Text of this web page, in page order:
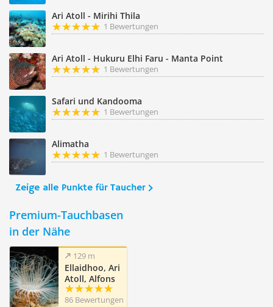
Ari Atoll - Mirihi Thila
1 Bewertungen
Ari Atoll - Hukuru Elhi Faru - Manta Point
1 Bewertungen
Safari und Kandooma
1 Bewertungen
Alimatha
1 Bewertungen
Zeige alle Punkte für Taucher
Premium-Tauchbasen
in der Nähe
129 m
Ellaidhoo, Ari
Atoll, Alfons
Straub Dive &
Sail
86 Bewertungen